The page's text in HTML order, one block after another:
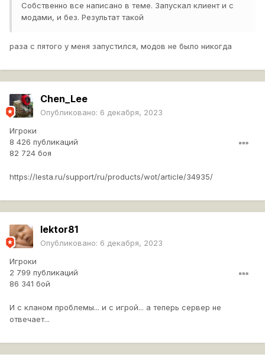
Собственно все написано в теме. Запускал клиент и с
модами, и без. Результат такой
раза с пятого у меня запустился, модов не было никогда
Chen_Lee
Опубликовано: 6 декабря, 2023
Игроки
8 426 публикаций
82 724 боя
https://lesta.ru/support/ru/products/wot/article/34935/
lektor81
Опубликовано: 6 декабря, 2023
Игроки
2 799 публикаций
86 341 бой
И с кланом проблемы... и с игрой... а теперь сервер не
отвечает...